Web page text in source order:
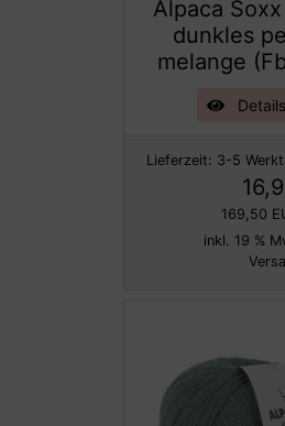
Alpaca
dunkles
melange
Details
Lieferzeit: 3-5
169,50
inkl. 19 %